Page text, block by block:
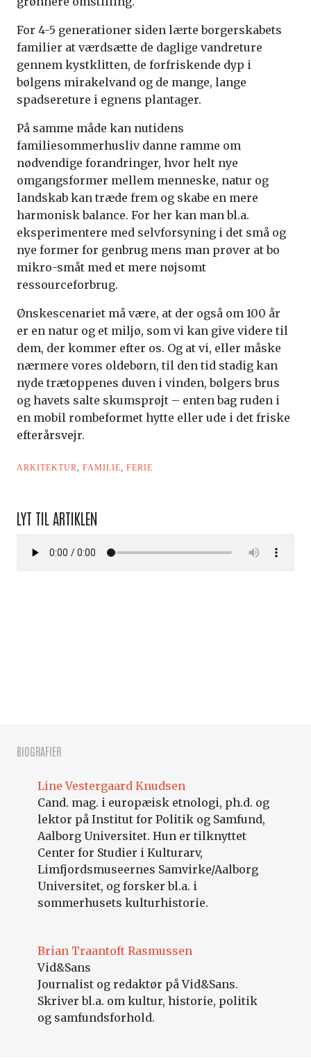
For 4-5 generationer siden lærte borgerskabets
familier at værdsætte de daglige vandreture
gennem kystklitten, de forfriskende dyp i
bølgens mirakelvand og de mange, lange
spadsereture i egnens plantager.
På samme måde kan nutidens
familiesommerhusliv danne ramme om
nødvendige forandringer, hvor helt nye
omgangsformer mellem menneske, natur og
landskab kan træde frem og skabe en mere
harmonisk balance. For her kan man bl.a.
eksperimentere med selvforsyning i det små og
nye former for genbrug mens man prøver at bo
mikro-småt med et mere nøjsomt
ressourceforbrug.
Ønskescenariet må være, at der også om 100 år
er en natur og et miljø, som vi kan give videre til
dem, der kommer efter os. Og at vi, eller måske
nærmere vores oldebørn, til den tid stadig kan
nyde trætoppenes duven i vinden, bølgers brus
og havets salte skumsprøjt – enten bag ruden i
en mobil rombeformet hytte eller ude i det friske
efterårsvejr.
ARKITEKTUR, FAMILIE, FERIE
LYT TIL ARTIKLEN
BIOGRAFIER
Line Vestergaard Knudsen
Cand. mag. i europæisk etnologi, ph.d. og
lektor på Institut for Politik og Samfund,
Aalborg Universitet. Hun er tilknyttet
Center for Studier i Kulturarv,
Limfjordsmuseernes Samvirke/Aalborg
Universitet, og forsker bl.a. i
sommerhusets kulturhistorie.
Brian Traantoft Rasmussen
Vid&Sans
Journalist og redaktør på Vid&Sans.
Skriver bl.a. om kultur, historie, politik
og samfundsforhold.